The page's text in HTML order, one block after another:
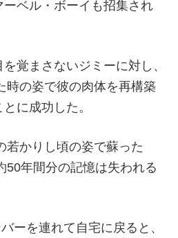
ベル・ボーイも招集され
覚まさないジミーに対し、
時の姿で彼の肉体を再構築
に成功した。
若かりし頃の姿で蘇った
50年間分の記憶は失われる
ーを連れて自宅に戻ると、